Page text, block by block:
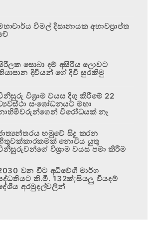
විමල් දිසානායක අභාවප්‍රාප්ත
සොබා දම් අසිරිය ලොවට
දිවියන් ගේ දිවි සුරකිමු
විශ්‍රාම වයස දිගු කිරීමේ 22
සංශෝධනයට මහා
විරෝධයක් නෑ
හමුවේ සිදු කරන
නොවිය යුතු
විශ්‍රාම වයස පමා කිරීම
වන විට අධිවේගී මාර්ග
කි.මී. 132ක්;සියලු වියදම්
අරමුදල්වලින්